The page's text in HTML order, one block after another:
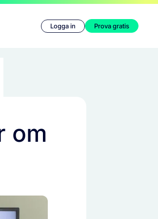
Logga in Prova gratis
om